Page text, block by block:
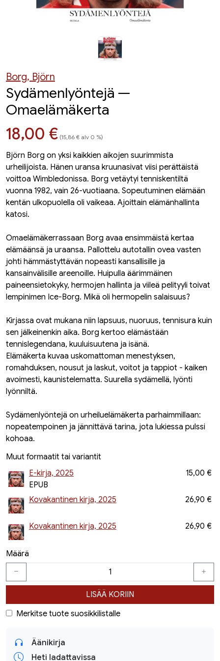
Borg, Björn
Sydämenlyöntejä —
Omaelämäkerta
Hinta nyt
18,00 € (15,86 € alv 0 %)
Björn Borg on yksi kaikkien aikojen suurimmista
urheilijoista. Hänen uransa kruunasivat viisi perättäistä
voittoa Wimbledonissa. Borg vetäytyi tenniskentiltä
vuonna 1982, vain 26-vuotiaana. Sopeutuminen elämään
kentän ulkopuolella oli vaikeaa. Ajoittain elämänhallinta
katosi.
Omaelämäkerrassaan Borg avaa ensimmäistä kertaa
elämäänsä ja uraansa. Pallottelu autotallin ovea vasten
johti hämmästyttävän nopeasti kansallisille ja
kansainvälisille areenoille. Huipulla äärimmäinen
paineensietokyky, hermojen hallinta ja viileä pelityyli toivat
lempinimen Ice-Borg. Mikä oli hermopelin salaisuus?
Kirjassa ovat mukana niin lapsuus, nuoruus, tennisura kuin
sen jälkeinenkin aika. Borg kertoo elämästään
tennislegendana, kuuluisuutena ja isänä.
Elämäkerta kuvaa uskomattoman menestyksen,
romahduksen, nousut ja laskut, voitot ja tappiot - kaiken
avoimesti, kaunistelematta. Suurella sydämellä, lyönti
lyönniltä.
Sydämenlyöntejä on urheiluelämäkerta parhaimmillaan:
nopeatempoinen ja jännittävä tarina, jota lukiessa pulssi
kohoaa.
Muut formaatit tai variantit
E-kirja, 2025
EPUB
15,00 €
Kovakantinen kirja, 2025 26,90 €
Kovakantinen kirja, 2025 26,90 €
Määrä
LISÄÄ KORIIN
Merkitse tuote suosikkilistalle
Äänikirja
Heti ladattavissa